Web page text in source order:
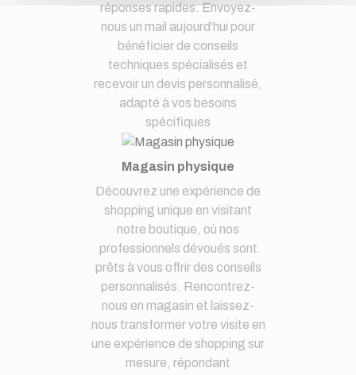
réponses rapides. Envoyez-
nous un mail aujourd'hui pour
bénéficier de conseils
techniques spécialisés et
recevoir un devis personnalisé,
adapté à vos besoins
spécifiques
Magasin physique
Découvrez une expérience de
shopping unique en visitant
notre boutique, où nos
professionnels dévoués sont
prêts à vous offrir des conseils
personnalisés. Rencontrez-
nous en magasin et laissez-
nous transformer votre visite en
une expérience de shopping sur
mesure, répondant